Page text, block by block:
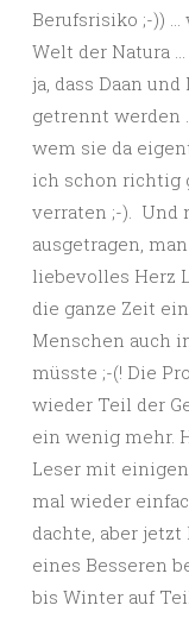
Berufsrisiko ;-))
Welt der Natura
ja, dass Daan
getrennt werden
wem sie da
ich schon richtig
verraten ;-). Und
ausgetragen,
liebevolles Herz
die ganze Zeit
Menschen auch
müsste ;-(! Die
wieder Teil der
ein wenig mehr.
Leser mit
mal wieder
dachte, aber
eines Besseren
bis Winter auf